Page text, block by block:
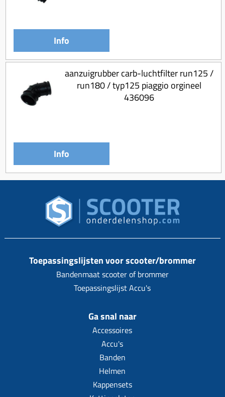
Info
aanzuigrubber carb-luchtfilter run125 /
run180 / typ125 piaggio orgineel
436096
Info
Toepassingslijsten voor scooter/brommer
Bandenmaat scooter of brommer
Toepassingslijst Accu's
Ga snal naar
Accessoires
Accu's
Banden
Helmen
Kappensets